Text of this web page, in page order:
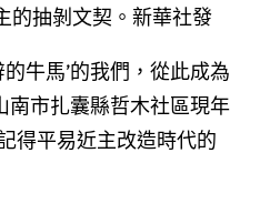
的抽剝文契。新華社發
牛馬’的我們，從此成為
南市扎囊縣哲木社區現年
得平易近主改造時代的